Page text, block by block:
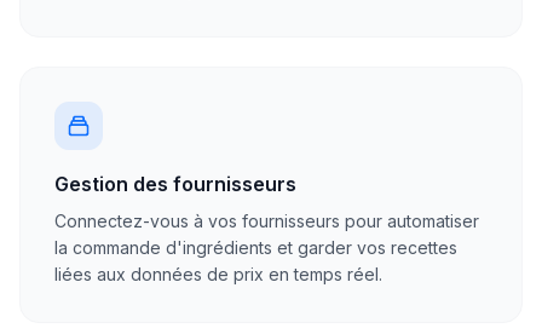
Gestion des fournisseurs
Connectez-vous à vos fournisseurs pour automatiser
la commande d'ingrédients et garder vos recettes
liées aux données de prix en temps réel.